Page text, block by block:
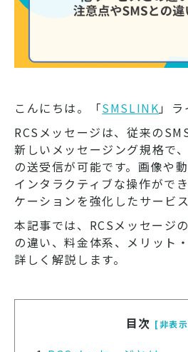
こんにちは。「SMSLINK」ラ
RCSメッセージは、従来の
新しいメッセージング規格で
の送受信が可能です。画像や
インタラクティブな操作がで
ケーションを強化したサービス
本記事では、RCSメッセージ
の違い、料金体系、メリット
詳しく解説します。
目次 [非表